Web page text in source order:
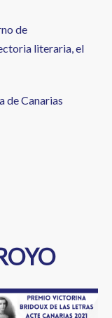
de
literaria, el
de Canarias